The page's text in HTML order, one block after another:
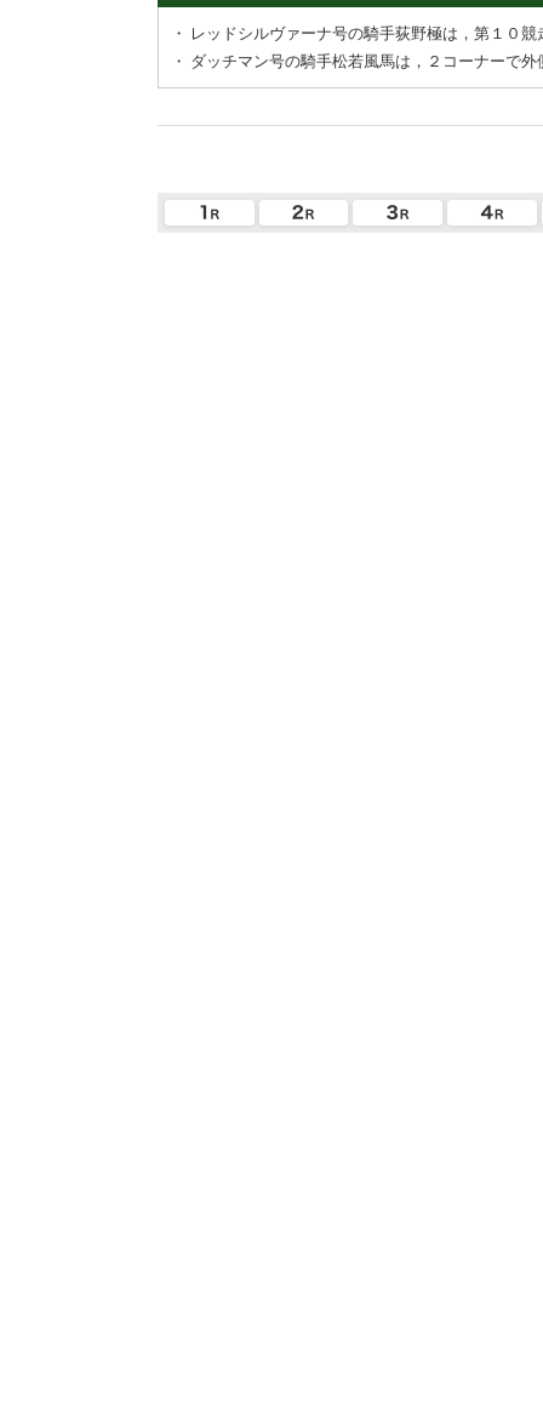
・
レッドシルヴァーナ号の騎手荻野極は，第１０
・ ダッチマン号の騎手松若風馬は，２コーナーで